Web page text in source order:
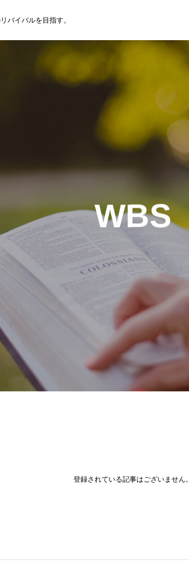
バイバルを目指す。
WBS
登録されている記事はございません。